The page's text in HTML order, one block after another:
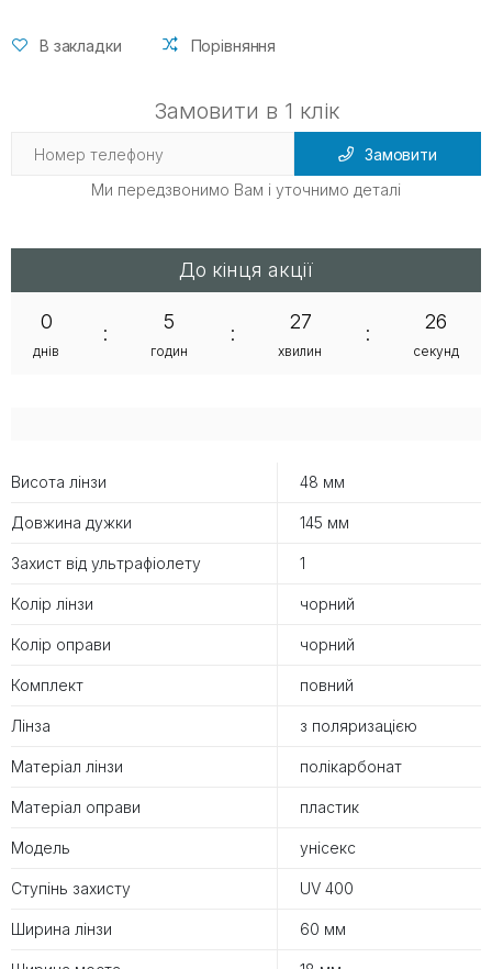
Висота лінзи 48 мм
Довжина дужки 145 мм
Захист від ультрафіолету 1
Колір лінзи чорний
Колір оправи чорний
Комплект повний
Лінза з поляризацією
Матеріал лінзи полікарбонат
Матеріал оправи пластик
Модель унісекс
Ступінь захисту UV 400
Ширина лінзи 60 мм
В закладки Порівняння
Замовити в 1 клік
Замовити
Ми передзвонимо Вам і уточнимо деталі
До кінця акції
0
днів
:
5
годин
:
27
хвилин
:
25
секунд